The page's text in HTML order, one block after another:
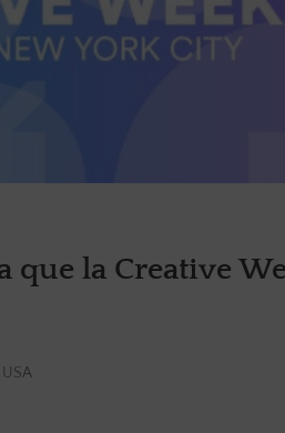
la Creative
USA